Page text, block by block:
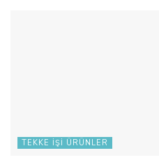
TEKKE İŞI ÜRÜNLER